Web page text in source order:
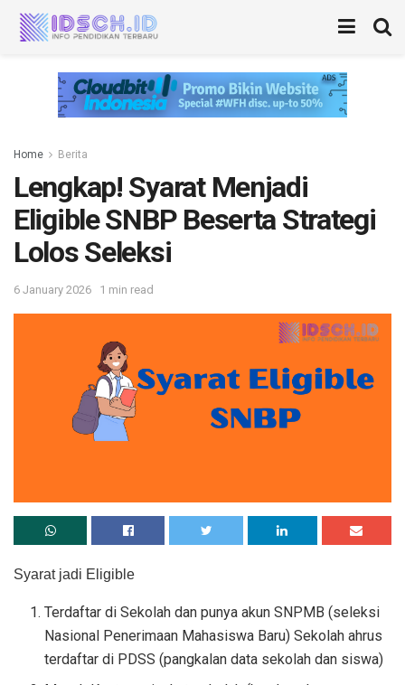
Home Berita
Lengkap! Syarat Menjadi
Eligible SNBP Beserta Strategi
Lolos Seleksi
6 January 2026 1 min read
Syarat jadi Eligible
Terdaftar di Sekolah dan punya akun SNPMB (seleksi
Nasional Penerimaan Mahasiswa Baru) Sekolah ahrus
terdaftar di PDSS (pangkalan data sekolah dan siswa)